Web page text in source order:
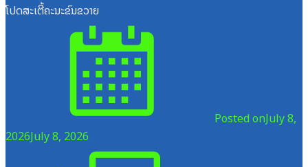
ໂປດສະເຕີ້ຄະນະຂົນຂວາຍ
Posted onJuly 8,
2026July 8, 2026